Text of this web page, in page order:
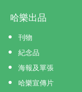
哈樂出品
刊物
紀念品
海報及單張
哈樂宣傳片